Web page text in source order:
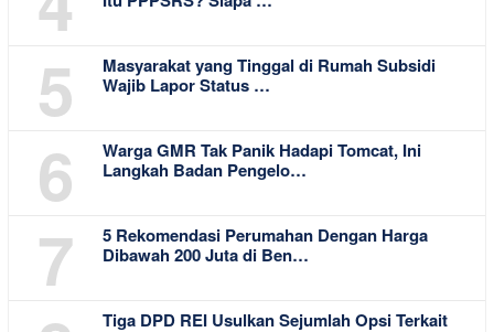
5
Masyarakat yang Tinggal di Rumah Subsidi
Wajib Lapor Status …
6
Warga GMR Tak Panik Hadapi Tomcat, Ini
Langkah Badan Pengelo…
7
5 Rekomendasi Perumahan Dengan Harga
Dibawah 200 Juta di Ben…
Tiga DPD REI Usulkan Sejumlah Opsi Terkait